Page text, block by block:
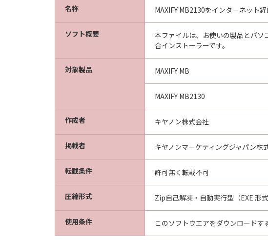
名称 MAXIFY MB2130をインターネット
ソフト概要
本ファイルは、お使いの製品とパ
合インストーラーです。
対象製品 MAXIFY MB
MAXIFY MB2130
作成者 キヤノン株式会社
掲載者 キヤノンマーケティングジャパン株
転載条件 許可無く転載不可
圧縮形式 Zip自己解凍・自動実行型（EXE 形式
使用条件 このソフトウエアをダウンロードす